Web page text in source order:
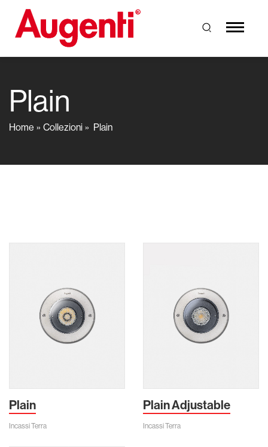
Plain
Home Collezioni Plain
Plain
Incassi Terra
Plain Adjustable
Incassi Terra